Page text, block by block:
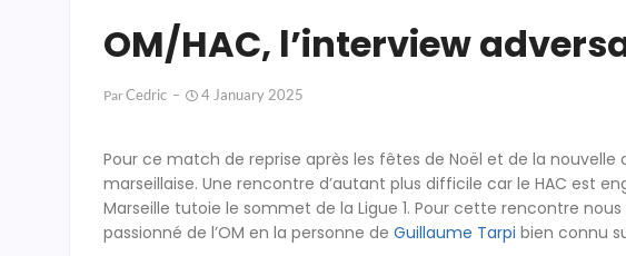
OM/HAC, l’interview
ParCedric 4 January 2025
Pour ce match de reprise après les fêtes de Noël et de la nouvelle
marseillaise. Une rencontre d’autant plus difficile car le HAC est
Marseille tutoie le sommet de la Ligue 1. Pour cette rencontre
passionné de l’OM en la personne de Guillaume Tarpi bien connu